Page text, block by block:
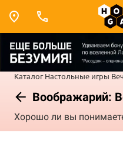
Каталог Настольные игры
Воображарий:
Хорошо ли вы